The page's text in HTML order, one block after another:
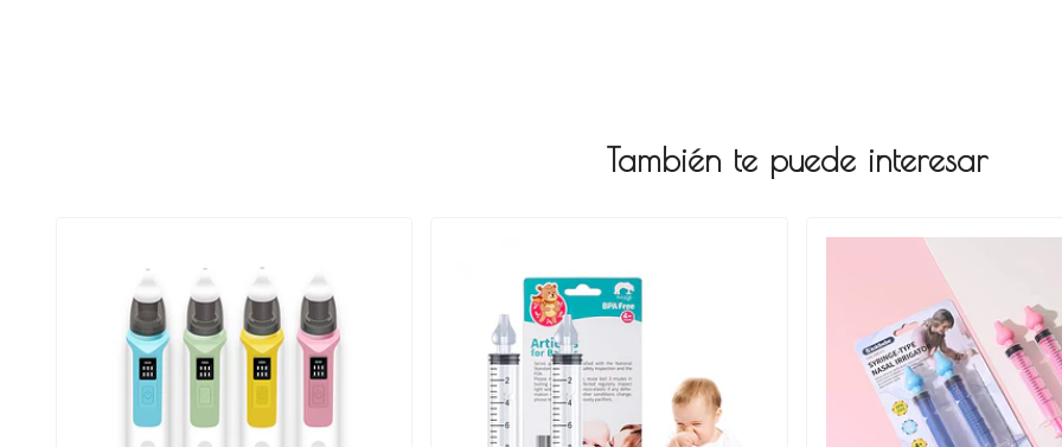
También te puede interesar